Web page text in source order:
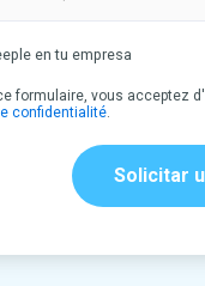
en tu empresa
formulaire, vous acceptez
confidentialité.